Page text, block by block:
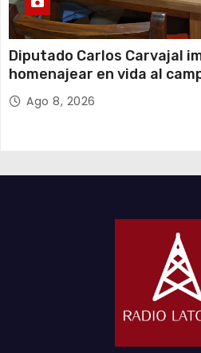
Diputado Carlos Carvajal
homenajear en vida al
Choque
Ago 8, 2026